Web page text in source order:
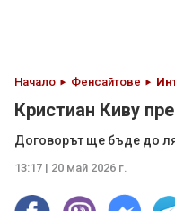
Начало Фенсайтове
Кристиан Киву
Договорът ще бъде до
13:17 | 20 май 2026 г.